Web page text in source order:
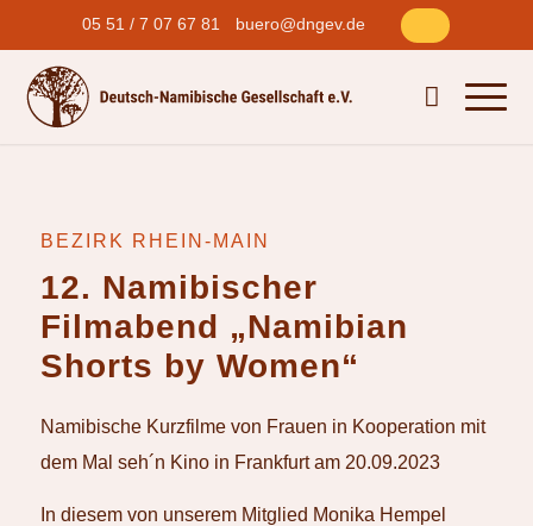
05 51 / 7 07 67 81 buero@dngev.de
BEZIRK RHEIN-MAIN
12. Namibischer
Filmabend „Namibian
Shorts by Women“
Namibische Kurzfilme von Frauen in Kooperation mit
dem Mal seh´n Kino in Frankfurt am 20.09.2023
In diesem von unserem Mitglied Monika Hempel